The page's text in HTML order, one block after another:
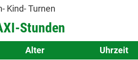
Stunden
Alter
Uhrzeit